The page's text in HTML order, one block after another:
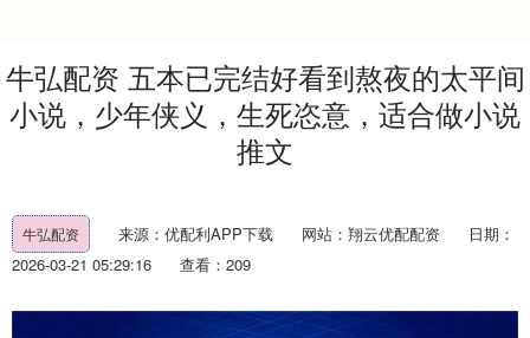
牛弘配资 五本已完结好看到熬夜的太平间
小说，少年侠义，生死恣意，适合做小说
推文
牛弘配资 来源：优配利APP下载 网站：翔云优配配资
日期：
2026-03-21 05:29:16
查看：209